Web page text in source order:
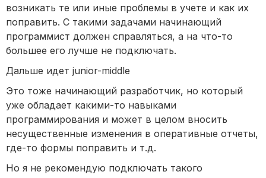
возникать те или иные проблемы в учете и как их
поправить. С такими задачами начинающий
программист должен справляться, а на что-то
большее его лучше не подключать.
Дальше идет junior-middle
Это тоже начинающий разработчик, но который
уже обладает какими-то навыками
программирования и может в целом вносить
несущественные изменения в оперативные отчеты,
где-то формы поправить и т.д.
Но я не рекомендую подключать такого